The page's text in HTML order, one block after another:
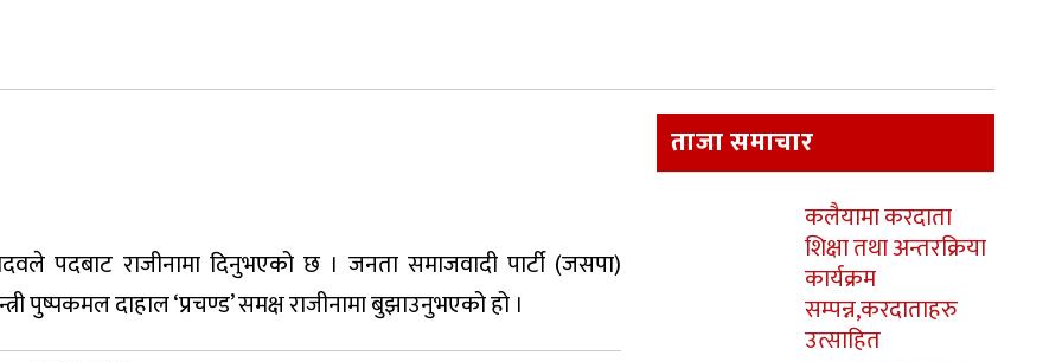
पदबाट राजीनामा दिनुभएको छ । जनता समाजवादी पार्टी (जसपा)
दाहाल ‘प्रचण्ड’ समक्ष राजीनामा बुझाउनुभएको हो ।
ताजा समाचार
कलैयामा करदाता
शिक्षा तथा अन्तरक्रिया
कार्यक्रम
सम्पन्न,करदाताहरु
उत्साहित